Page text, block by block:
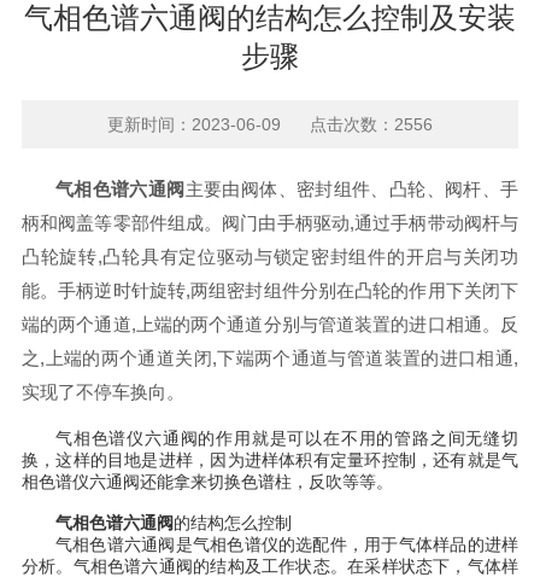
气相色谱六通阀的结构怎么控制及安装
步骤
更新时间：2023-06-09 点击次数：2556
气相色谱六通阀主要由阀体、密封组件、凸轮、阀杆、手
柄和阀盖等零部件组成。阀门由手柄驱动,通过手柄带动阀杆与
凸轮旋转,凸轮具有定位驱动与锁定密封组件的开启与关闭功
能。手柄逆时针旋转,两组密封组件分别在凸轮的作用下关闭下
端的两个通道,上端的两个通道分别与管道装置的进口相通。反
之,上端的两个通道关闭,下端两个通道与管道装置的进口相通,
实现了不停车换向。
气相色谱仪六通阀的作用就是可以在不用的管路之间无缝切
换，这样的目地是进样，因为进样体积有定量环控制，还有就是气
相色谱仪六通阀还能拿来切换色谱柱，反吹等等。
气相色谱六通阀的结构怎么控制
气相色谱六通阀是气相色谱仪的选配件，用于气体样品的进样
分析。气相色谱六通阀的结构及工作状态。在采样状态下，气体样